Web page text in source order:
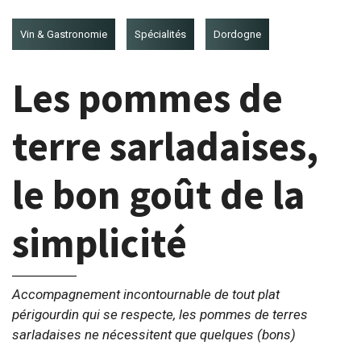
Vin & Gastronomie Spécialités Dordogne
Les pommes de
terre sarladaises,
le bon goût de la
simplicité
Accompagnement incontournable de tout plat
périgourdin qui se respecte, les pommes de terres
sarladaises ne nécessitent que quelques (bons)